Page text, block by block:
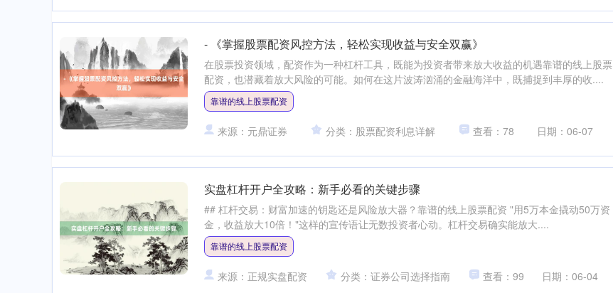
- 《掌握股票配资风控方法，轻松实现收益与安全双赢》
在股票投资领域，配资作为一种杠杆工具，既能为投资者带来放大收益的机遇靠谱的线上股票
配资，也潜藏着放大风险的可能。如何在这片波涛汹涌的金融海洋中，既捕捉到丰厚的收....
靠谱的线上股票配资
来源：元鼎证券 分类：股票配资利息详解 查看：78 日期：06-07
实盘杠杆开户全攻略：新手必看的关键步骤
## 杠杆交易：财富加速的钥匙还是风险放大器？靠谱的线上股票配资 "用5万本金撬动50万资
金，收益放大10倍！"这样的宣传语让无数投资者心动。杠杆交易确实能放大....
靠谱的线上股票配资
来源：正规实盘配资 分类：证券公司选择指南 查看：99 日期：06-04